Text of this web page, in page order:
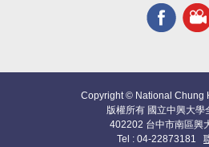
Copyright © National Chung
版權所有 國立中興大學
402202 台中市南區興
Tel : 04-22873181